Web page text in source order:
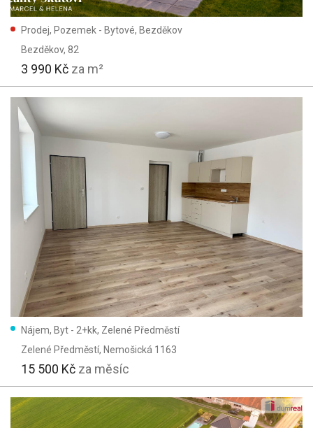
Prodej, Pozemek - Bytové, Bezděkov
Bezděkov, 82
3 990 Kč za m²
Nájem, Byt - 2+kk, Zelené Předměstí
Zelené Předměstí, Nemošická 1163
15 500 Kč za měsíc